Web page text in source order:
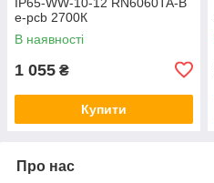
e-pcb 2700К
В наявності
1 055 ₴
Купити
Про нас